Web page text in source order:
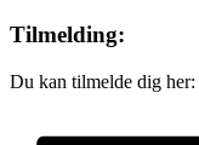
Tilmelding:
Du kan tilmelde dig her: